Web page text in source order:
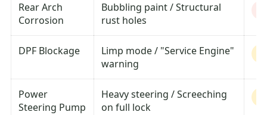
Rear Arch
Corrosion
Bubbling paint / Structural
rust holes
DPF Blockage
Limp mode / "Service Engine"
warning
Power
Steering Pump
Heavy steering / Screeching
on full lock